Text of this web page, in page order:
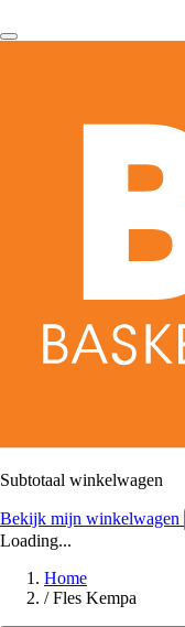
Subtotaal winkelwagen
Bekijk mijn winkelwagen
Loading...
Home
/ Fles Kempa